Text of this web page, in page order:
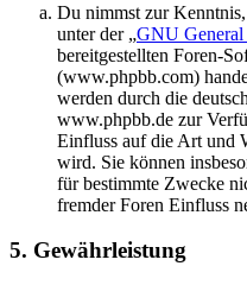
Du nimmst zur
unter der „GNU
bereitgestellten Foren-
(www.phpbb.com)
werden durch die
www.phpbb.de zur
Einfluss auf die Art und
wird. Sie können
für bestimmte Zwecke
fremder Foren Einfluss
5. Gewährleistung